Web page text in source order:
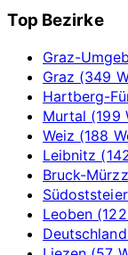
Top Bezirke
Graz-
Graz (349
Hartberg-
Murtal (199
Weiz (188
Leibnitz
Bruck-
Leoben